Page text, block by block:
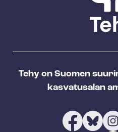
Tehy on Suomen
kasvatusalan